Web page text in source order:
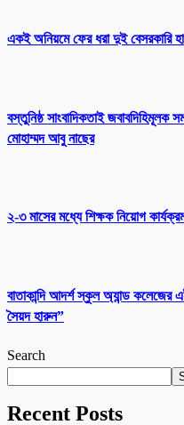
একই অনিয়মে ফের ধরা দুই বেসরকারি
বস্তুনিষ্ঠ সাংবাদিকতাই
মোহাম্মদ আবু নাছের
২-৩ মাসের মধ্যে শিক্ষক নিয়োগ
বাতাকান্দি আদর্শ স্কুল অ্যান্ড কলেজের
সৈয়দ হারুন”
Search
Recent Posts